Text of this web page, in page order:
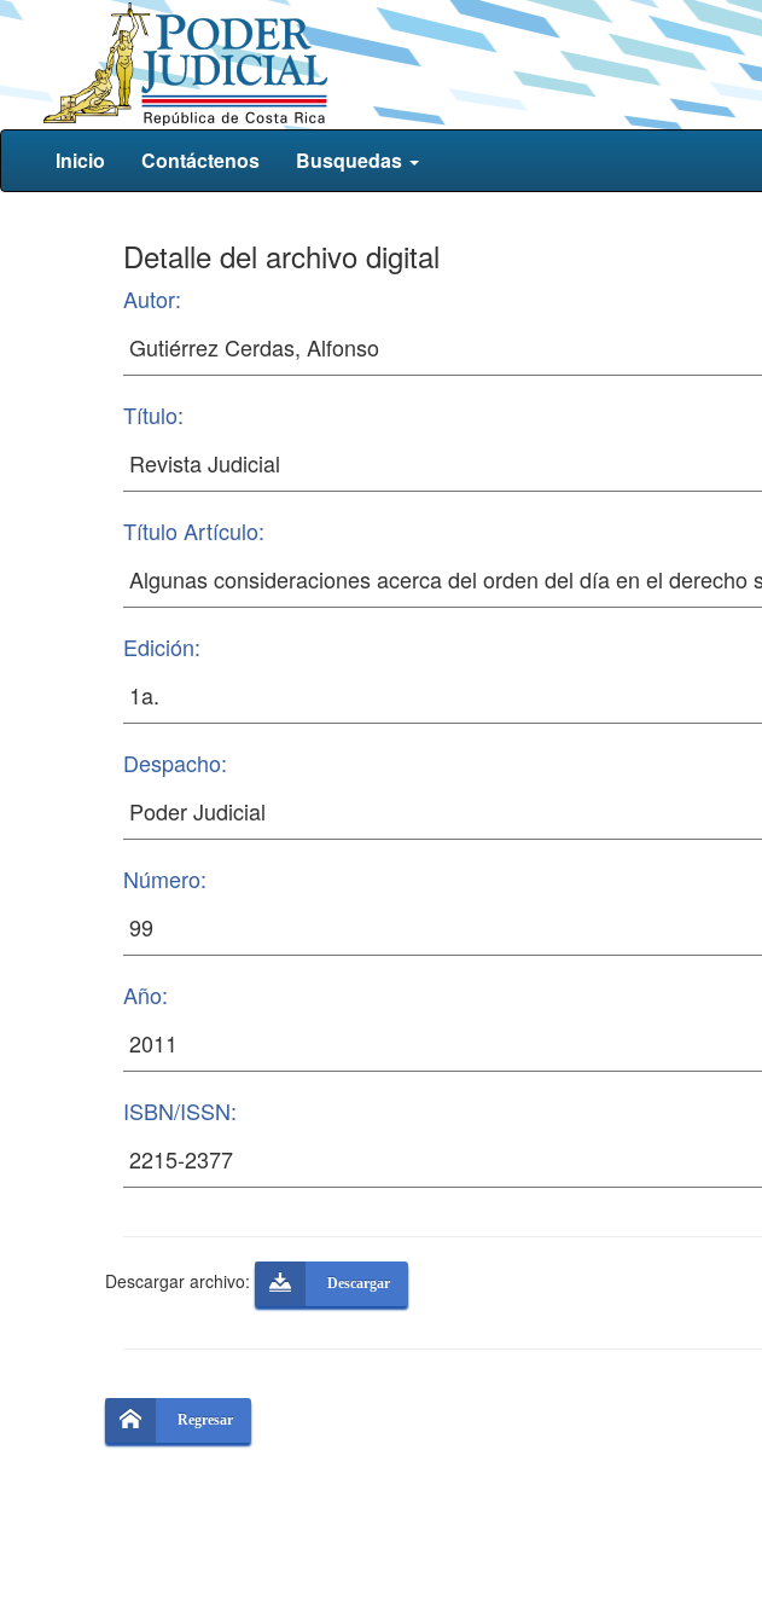
Inicio Contáctenos Busquedas
Detalle del archivo digital
Autor:
Título:
Título Artículo:
Edición:
Despacho:
Número:
Año:
ISBN/ISSN:
Descargar archivo: Descargar
Regresar